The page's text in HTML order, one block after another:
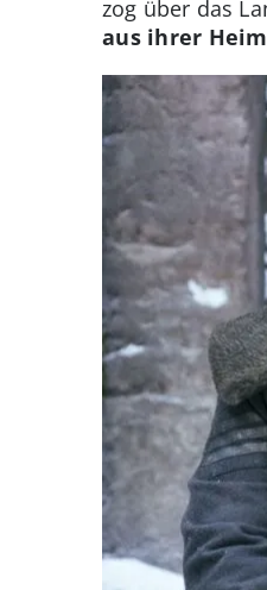
zog über das
aus ihrer